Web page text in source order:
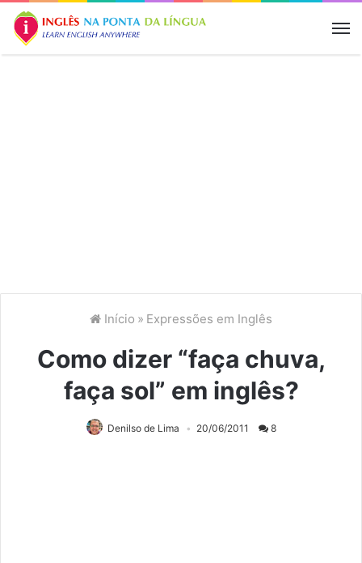
Início » Expressões em Inglês
Como dizer “faça chuva,
faça sol” em inglês?
Denilso de Lima 20/06/2011 8